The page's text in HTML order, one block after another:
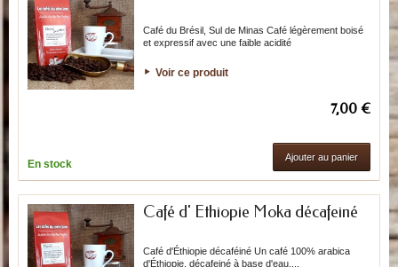
Café du Brésil, Sul de Minas Café légèrement boisé
et expressif avec une faible acidité
Voir ce produit
7,00 €
En stock
Ajouter au panier
Café d' Ethiopie Moka décafeiné
Café d'Éthiopie décaféiné Un café 100% arabica
d'Éthiopie, décafeiné à base d'eau,...